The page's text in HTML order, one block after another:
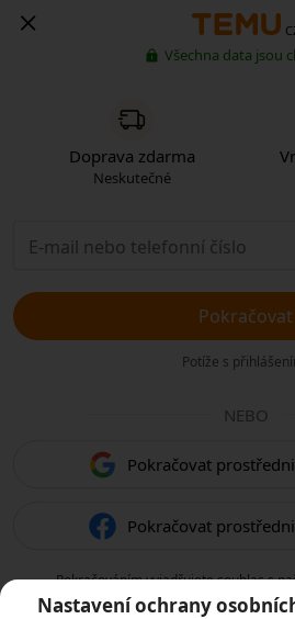
Všechna data jsou
Doprava zdarma
Neskutečné
Pokračovat
Potíže s
NEBO
Pokračovat
Pokračovat
Pokračováním vyjadřujete souhlas s
potvrzujete, že jste si přečetli naše
Nastavení ochrany